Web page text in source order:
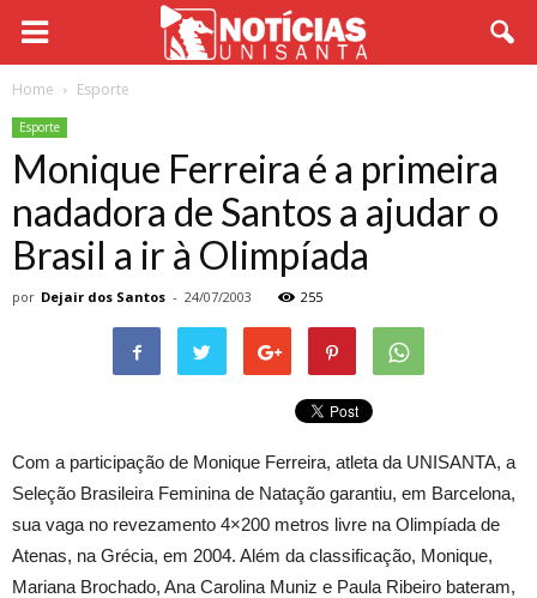
Home Esporte
Esporte
Monique Ferreira é a primeira
nadadora de Santos a ajudar o
Brasil a ir à Olimpíada
por Dejair dos Santos - 24/07/2003 255
Com a participação de Monique Ferreira, atleta da UNISANTA, a
Seleção Brasileira Feminina de Natação garantiu, em Barcelona,
sua vaga no revezamento 4×200 metros livre na Olimpíada de
Atenas, na Grécia, em 2004. Além da classificação, Monique,
Mariana Brochado, Ana Carolina Muniz e Paula Ribeiro bateram,